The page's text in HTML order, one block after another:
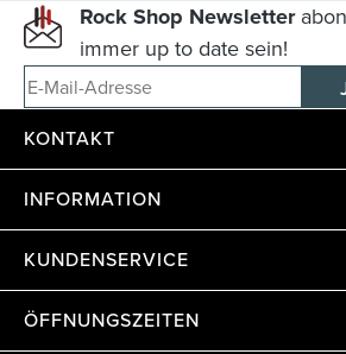
Rock Shop Newsletter
immer up to date sein!
E-Mail-
KONTAKT
INFORMATION
KUNDENSERVICE
ÖFFNUNGSZEITEN